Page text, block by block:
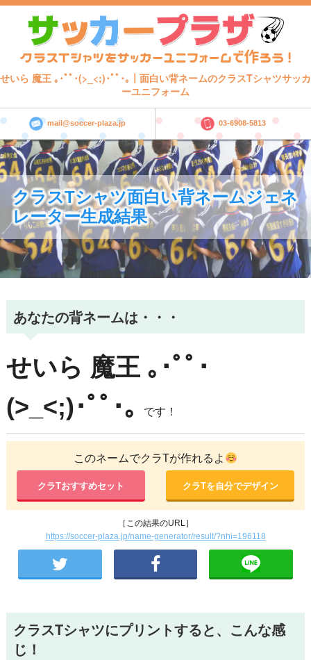
せいら 魔王 ｡･ﾟﾟ･(>_<;)･ﾟﾟ･｡｜面白い背ネームのクラスTシャツサッカ
ーユニフォーム
mail@soccer-plaza.jp 03-6908-5813
クラスTシャツ面白い背ネームジェネ
レーター生成結果
あなたの背ネームは・・・
せいら 魔王 ｡･ﾟﾟ･
(>_<;)･ﾟﾟ･｡
です！
このネームでクラTが作れるよ
クラTおすすめセット クラTを自分でデザイン
［この結果のURL］
https://soccer-plaza.jp/name-generator/result/?nhi=196118
クラスTシャツにプリントすると、こんな感
じ！